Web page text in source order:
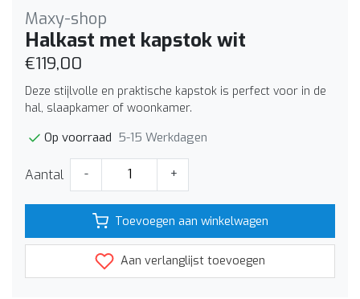
Maxy-shop
Halkast met kapstok wit
€119,00
Deze stijlvolle en praktische kapstok is perfect voor in de
hal, slaapkamer of woonkamer.
Op voorraad 5-15 Werkdagen
Aantal - +
Toevoegen aan winkelwagen
Aan verlanglijst toevoegen